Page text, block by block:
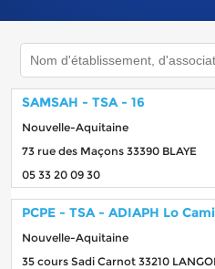
SAMSAH - TSA - 16
Nouvelle-Aquitaine
73 rue des Maçons 33390 BLAYE
05 33 20 09 30
PCPE - TSA - ADIAPH Lo
Nouvelle-Aquitaine
35 cours Sadi Carnot 33210